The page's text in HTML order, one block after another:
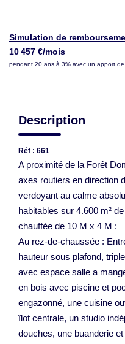
Simulation de
10 457 €/mois
pendant 20 ans à 3% avec un apport
Description
Réf : 661
A proximité de la Forêt
axes routiers en direction
verdoyant au calme
habitables sur 4.600 m²
chauffée de 10 M x 4 M :
Au rez-de-chaussée :
hauteur sous plafond,
avec espace salle a
en bois avec piscine et
engazonné, une cuisine
îlot centrale, un studio
douches, une buanderie